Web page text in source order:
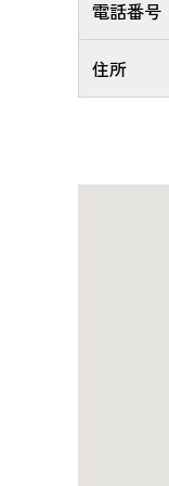
電話番号
住所